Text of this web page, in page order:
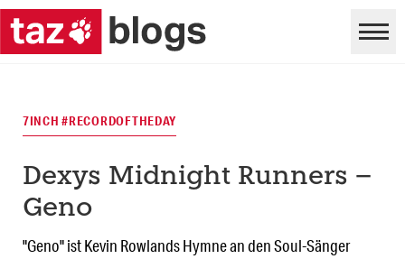
7INCH #RECORDOFTHEDAY
Dexys Midnight Runners –
Geno
"Geno" ist Kevin Rowlands Hymne an den Soul-Sänger